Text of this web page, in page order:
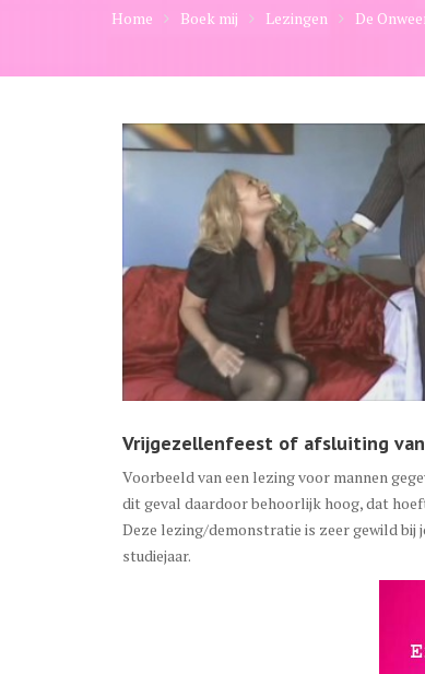
Home Boek mij Lezingen De
Vrijgezellenfeest of afsluiting
Voorbeeld van een lezing voor mannen
dit geval daardoor behoorlijk hoog, dat
Deze lezing/demonstratie is zeer gewild bij
studiejaar.